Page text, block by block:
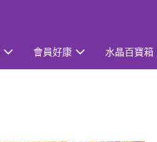
會員好康 水晶百寶箱